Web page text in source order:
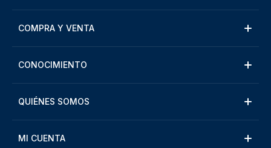
COMPRA Y VENTA
CONOCIMIENTO
QUIÉNES SOMOS
MI CUENTA